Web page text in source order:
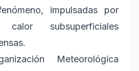
impulsadas por
subsuperficiales
Meteorológica